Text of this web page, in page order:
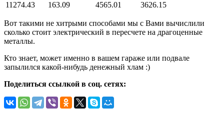
11274.43
163.09 4565.01 3626.15
Вот такими не хитрыми способами мы с Вами вычислили
сколько стоит электрический в пересчете на драгоценные
металлы.
Кто знает, может именно в вашем гараже или подвале
запылился какой-нибудь денежный хлам :)
Поделиться ссылкой в соц. сетях: